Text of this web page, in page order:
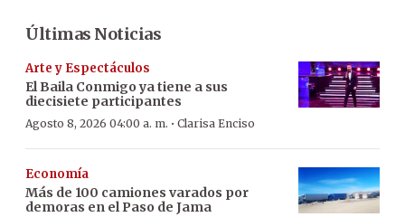
Últimas Noticias
Arte y Espectáculos
El Baila Conmigo ya tiene a sus
diecisiete participantes
Agosto 8, 2026 04:00 a. m. · Clarisa Enciso
Economía
Más de 100 camiones varados por
demoras en el Paso de Jama